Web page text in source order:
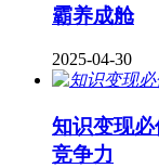
霸养成舱
2025-04-30
知识变现
竞争力